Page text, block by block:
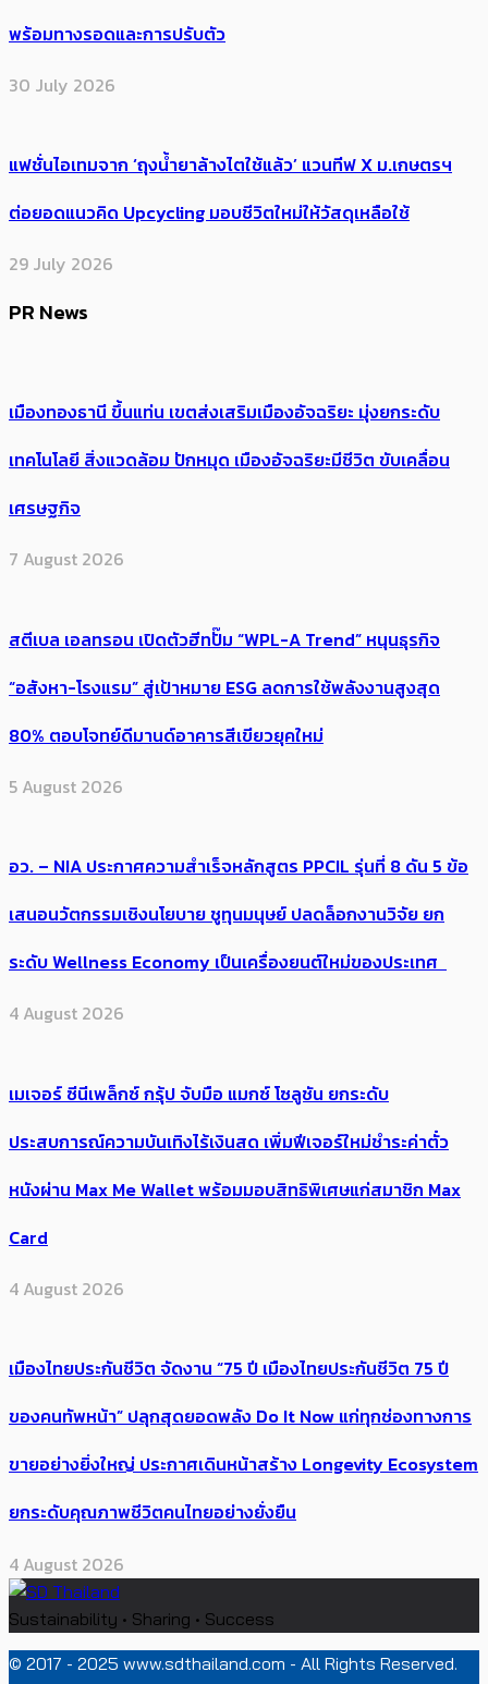
พร้อมทางรอดและการปรับตัว
30 July 2026
แฟชั่นไอเทมจาก ‘ถุงน้ำยาล้างไตใช้แล้ว’ แวนทีฟ X ม.เกษตรฯ
ต่อยอดแนวคิด Upcycling มอบชีวิตใหม่ให้วัสดุเหลือใช้
29 July 2026
PR News
เมืองทองธานี ขึ้นแท่น เขตส่งเสริมเมืองอัจฉริยะ มุ่งยกระดับ
เทคโนโลยี สิ่งแวดล้อม ปักหมุด เมืองอัจฉริยะมีชีวิต ขับเคลื่อน
เศรษฐกิจ
7 August 2026
สตีเบล เอลทรอน เปิดตัวฮีทปั๊ม “WPL-A Trend” หนุนธุรกิจ
“อสังหา-โรงแรม” สู่เป้าหมาย ESG ลดการใช้พลังงานสูงสุด
80% ตอบโจทย์ดีมานด์อาคารสีเขียวยุคใหม่
5 August 2026
อว. – NIA ประกาศความสำเร็จหลักสูตร PPCIL รุ่นที่ 8 ดัน 5 ข้อ
เสนอนวัตกรรมเชิงนโยบาย ชูทุนมนุษย์ ปลดล็อกงานวิจัย ยก
ระดับ Wellness Economy เป็นเครื่องยนต์ใหม่ของประเทศ
4 August 2026
เมเจอร์ ซีนีเพล็กซ์ กรุ้ป จับมือ แมกซ์ โซลูชัน ยกระดับ
ประสบการณ์ความบันเทิงไร้เงินสด เพิ่มฟีเจอร์ใหม่ชำระค่าตั๋ว
หนังผ่าน Max Me Wallet พร้อมมอบสิทธิพิเศษแก่สมาชิก Max
Card
4 August 2026
เมืองไทยประกันชีวิต จัดงาน “75 ปี เมืองไทยประกันชีวิต 75 ปี
ของคนทัพหน้า” ปลุกสุดยอดพลัง Do It Now แก่ทุกช่องทางการ
ขายอย่างยิ่งใหญ่ ประกาศเดินหน้าสร้าง Longevity Ecosystem
ยกระดับคุณภาพชีวิตคนไทยอย่างยั่งยืน
4 August 2026
Sustainability • Sharing • Success
© 2017 - 2025 www.sdthailand.com - All Rights Reserved.